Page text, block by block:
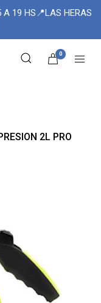
19 HS📍LAS HERAS
0
2L PRO